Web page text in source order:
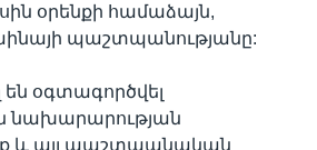
օրենքի համաձայն,
պաշտպանությանը:
օգտագործվել
նախարարության
և այլ պաշտպանական